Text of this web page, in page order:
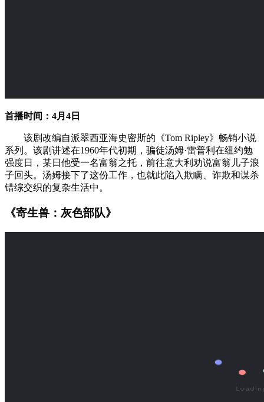
首播时间：4月4日
该剧改编自派翠西亚海史密斯的《Tom Ripley》畅销小说
系列。该剧讲述在1960年代初期，骗徒汤姆·雷普利在纽约勉
强度日，某日他受一名富翁之托，前往意大利劝说富翁儿子浪
子回头。汤姆接下了这份工作，也就此陷入欺瞒、诈欺和谋杀
错综交织的复杂生活中。
《寄生兽：灰色部队》